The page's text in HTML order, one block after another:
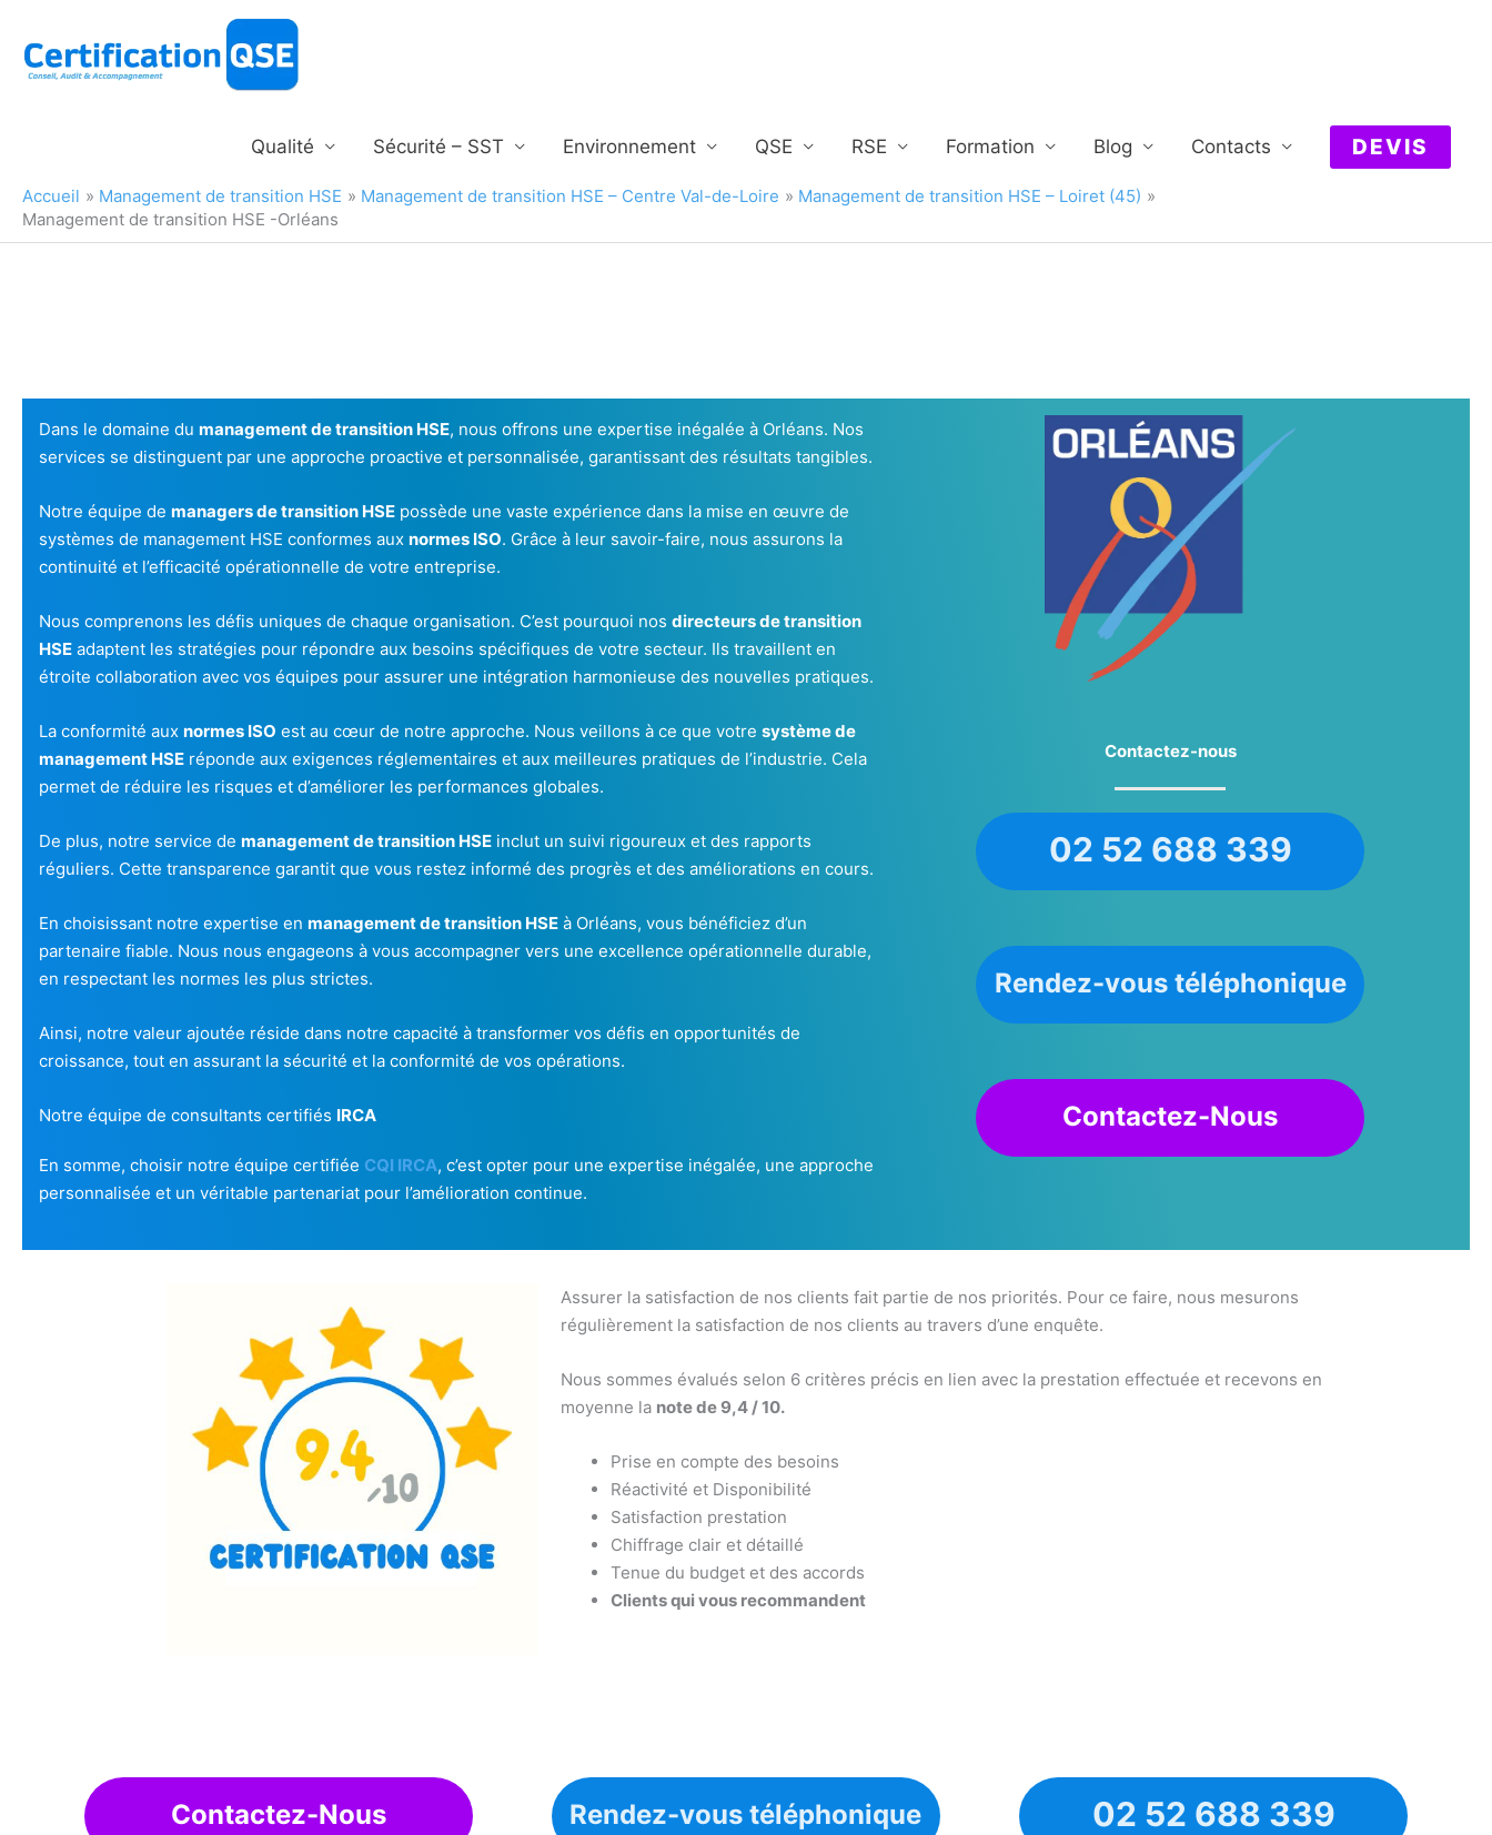
contenu
Qualité Sécurité – SST Environnement QSE RSE Formation Blog Contacts DEVIS
Accueil Management de transition HSE Management de transition HSE – Centre Val-de-Loire
Management de transition HSE – Loiret (45)
Management de transition HSE -Orléans
Dans le domaine du management de transition HSE, nous offrons une expertise inégalée à Orléans. Nos
services se distinguent par une approche proactive et personnalisée, garantissant des résultats tangibles.
Notre équipe de managers de transition HSE possède une vaste expérience dans la mise en œuvre de
systèmes de management HSE conformes aux normes ISO. Grâce à leur savoir-faire, nous assurons la
continuité et l’efficacité opérationnelle de votre entreprise.
Nous comprenons les défis uniques de chaque organisation. C’est pourquoi nos directeurs de transition
HSE adaptent les stratégies pour répondre aux besoins spécifiques de votre secteur. Ils travaillent en
étroite collaboration avec vos équipes pour assurer une intégration harmonieuse des nouvelles pratiques.
La conformité aux normes ISO est au cœur de notre approche. Nous veillons à ce que votre système de
management HSE réponde aux exigences réglementaires et aux meilleures pratiques de l’industrie. Cela
permet de réduire les risques et d’améliorer les performances globales.
De plus, notre service de management de transition HSE inclut un suivi rigoureux et des rapports
réguliers. Cette transparence garantit que vous restez informé des progrès et des améliorations en cours.
En choisissant notre expertise en management de transition HSE à Orléans, vous bénéficiez d’un
partenaire fiable. Nous nous engageons à vous accompagner vers une excellence opérationnelle durable,
en respectant les normes les plus strictes.
Ainsi, notre valeur ajoutée réside dans notre capacité à transformer vos défis en opportunités de
croissance, tout en assurant la sécurité et la conformité de vos opérations.
Notre équipe de consultants certifiés IRCA
En somme, choisir notre équipe certifiée CQI IRCA, c’est opter pour une expertise inégalée, une approche
personnalisée et un véritable partenariat pour l’amélioration continue.
Contactez-nous
02 52 688 339
Rendez-vous téléphonique
Contactez-Nous
Assurer la satisfaction de nos clients fait partie de nos priorités. Pour ce faire, nous mesurons
régulièrement la satisfaction de nos clients au travers d’une enquête.
Nous sommes évalués selon 6 critères précis en lien avec la prestation effectuée et recevons en
moyenne la note de 9,4 / 10.
Prise en compte des besoins
Réactivité et Disponibilité
Satisfaction prestation
Chiffrage clair et détaillé
Tenue du budget et des accords
Clients qui vous recommandent
Contactez-Nous Rendez-vous téléphonique 02 52 688 339